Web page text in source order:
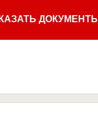
ДОКУМЕНТЫ